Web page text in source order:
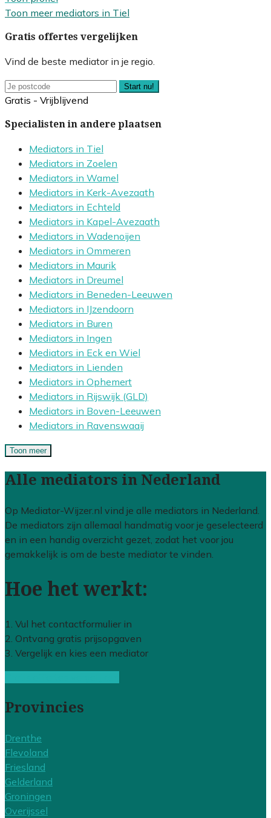
Toon meer mediators in Tiel
Gratis offertes vergelijken
Vind de beste mediator in je regio.
Start nu!
Gratis - Vrijblijvend
Specialisten in andere plaatsen
Mediators in Tiel
Mediators in Zoelen
Mediators in Wamel
Mediators in Kerk-Avezaath
Mediators in Echteld
Mediators in Kapel-Avezaath
Mediators in Wadenoijen
Mediators in Ommeren
Mediators in Maurik
Mediators in Dreumel
Mediators in Beneden-Leeuwen
Mediators in IJzendoorn
Mediators in Buren
Mediators in Ingen
Mediators in Eck en Wiel
Mediators in Lienden
Mediators in Ophemert
Mediators in Rijswijk (GLD)
Mediators in Boven-Leeuwen
Mediators in Ravenswaaij
Toon meer
Alle mediators in Nederland
Op Mediator-Wijzer.nl vind je alle mediators in Nederland.
De mediators zijn allemaal handmatig voor je geselecteerd
en in een handig overzicht gezet, zodat het voor jou
gemakkelijk is om de beste mediator te vinden.
Hoe het werkt:
1. Vul het contactformulier in
2. Ontvang gratis prijsopgaven
3. Vergelijk en kies een mediator
Provincies
Drenthe
Flevoland
Friesland
Gelderland
Groningen
Overijssel